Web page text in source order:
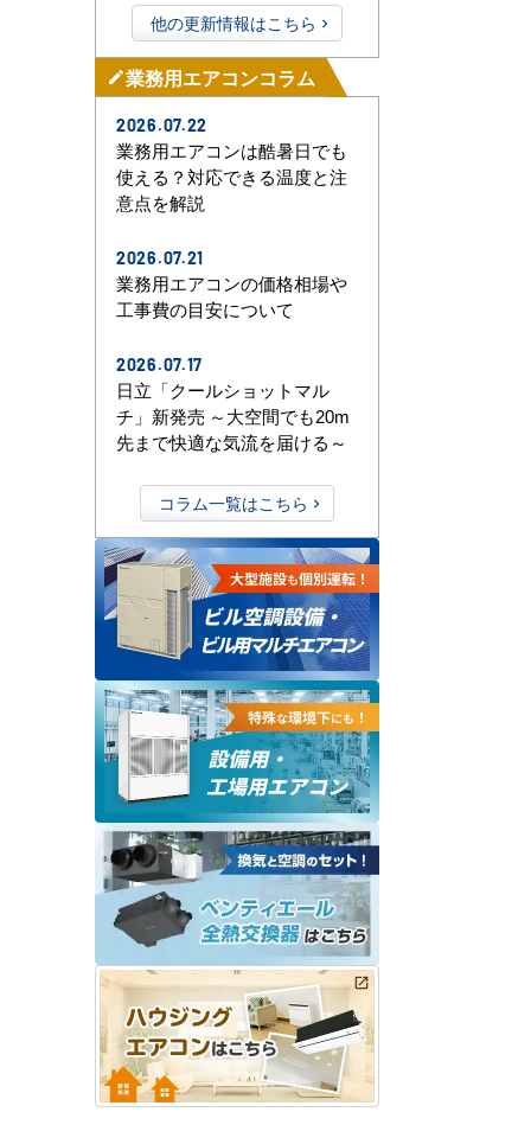
他の更新情報はこちら
mode_edit業務用エアコンコラム
2026.07.22
業務用エアコンは酷暑日でも
使える？対応できる温度と注
意点を解説
2026.07.21
業務用エアコンの価格相場や
工事費の目安について
2026.07.17
日立「クールショットマル
チ」新発売 ～大空間でも20m
先まで快適な気流を届ける～
コラム一覧はこちら